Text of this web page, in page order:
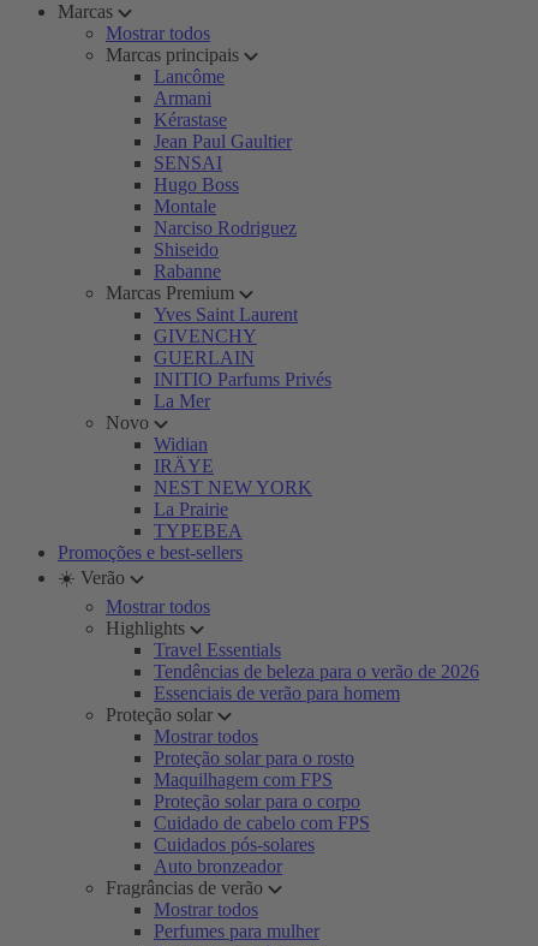
Marcas
Mostrar todos
Marcas principais
Lancôme
Armani
Kérastase
Jean Paul Gaultier
SENSAI
Hugo Boss
Montale
Narciso Rodriguez
Shiseido
Rabanne
Marcas Premium
Yves Saint Laurent
GIVENCHY
GUERLAIN
INITIO Parfums Privés
La Mer
Novo
Widian
IRÄYE
NEST NEW YORK
La Prairie
TYPEBEA
Promoções e best-sellers
☀️ Verão
Mostrar todos
Highlights
Travel Essentials
Tendências de beleza para o verão de 2026
Essenciais de verão para homem
Proteção solar
Mostrar todos
Proteção solar para o rosto
Maquilhagem com FPS
Proteção solar para o corpo
Cuidado de cabelo com FPS
Cuidados pós-solares
Auto bronzeador
Fragrâncias de verão
Mostrar todos
Perfumes para mulher